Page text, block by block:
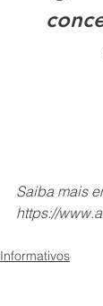
Saiba mais
https://
Informativos